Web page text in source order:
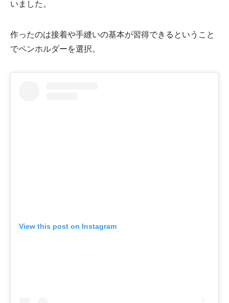
いました。
作ったのは接着や手縫いの基本が習得できるということ
でペンホルダーを選択。
View this post on Instagram